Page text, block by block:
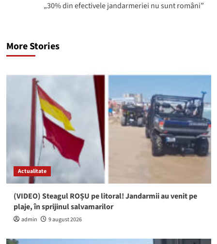
„30% din efectivele jandarmeriei nu sunt români”
More Stories
Actualitate
(VIDEO) Steagul ROȘU pe litoral! Jandarmii au venit pe
plaje, în sprijinul salvamarilor
admin 9 august 2026